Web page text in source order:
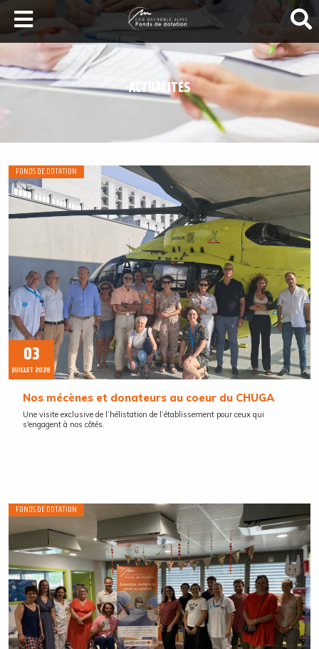
LA SANTÉ AU SOMMET
DEVENEZ MÉCÈNES
NOS PROJETS
ILS NOUS SOUTIENNENT
FAIRE UN DON
ACTUALITÉS
FONDS DE DOTATION
03
JUILLET 2026
Nos mécènes et donateurs au coeur du CHUGA
Une visite exclusive de l’hélistation de l’établissement pour ceux qui
s'engagent à nos côtés.
FONDS DE DOTATION